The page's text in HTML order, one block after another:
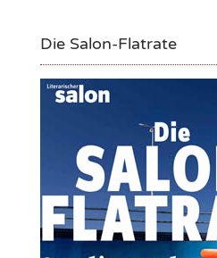
Die Salon-Flatrate